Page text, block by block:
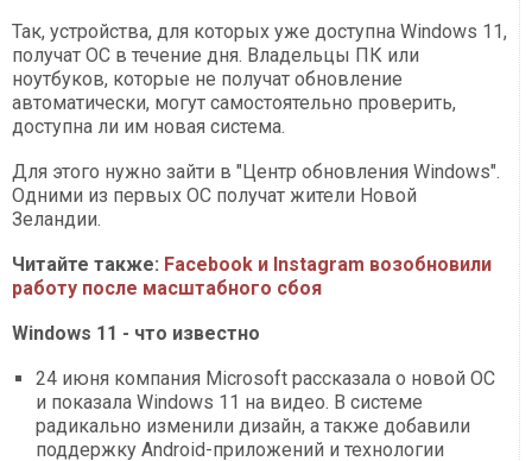
Так, устройства, для которых уже доступна Windows 11,
получат ОС в течение дня. Владельцы ПК или
ноутбуков, которые не получат обновление
автоматически, могут самостоятельно проверить,
доступна ли им новая система.
Для этого нужно зайти в "Центр обновления Windows".
Одними из первых ОС получат жители Новой
Зеландии.
Читайте также: Facebook и Instagram возобновили
работу после масштабного сбоя
Windows 11 - что известно
24 июня компания Microsoft рассказала о новой ОС
и показала Windows 11 на видео. В системе
радикально изменили дизайн, а также добавили
поддержку Android-приложений и технологии